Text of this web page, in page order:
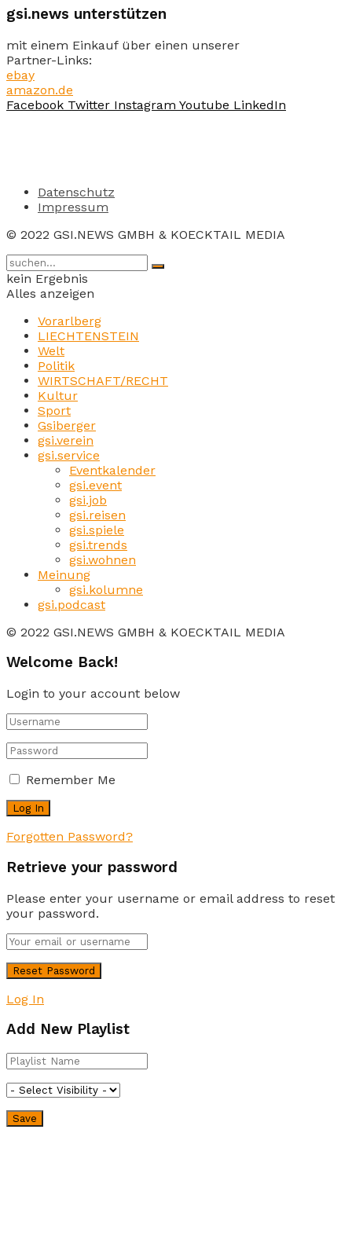
gsi.news unterstützen
mit einem Einkauf über einen unserer
Partner-Links:
ebay
amazon.de
Facebook Twitter Instagram Youtube LinkedIn
Datenschutz
Impressum
© 2022 GSI.NEWS GMBH & KOECKTAIL MEDIA
kein Ergebnis
Alles anzeigen
Vorarlberg
LIECHTENSTEIN
Welt
Politik
WIRTSCHAFT/RECHT
Kultur
Sport
Gsiberger
gsi.verein
gsi.service
Eventkalender
gsi.event
gsi.job
gsi.reisen
gsi.spiele
gsi.trends
gsi.wohnen
Meinung
gsi.kolumne
gsi.podcast
© 2022 GSI.NEWS GMBH & KOECKTAIL MEDIA
Welcome Back!
Login to your account below
Remember Me
Forgotten Password?
Retrieve your password
Please enter your username or email address to reset
your password.
Log In
Add New Playlist